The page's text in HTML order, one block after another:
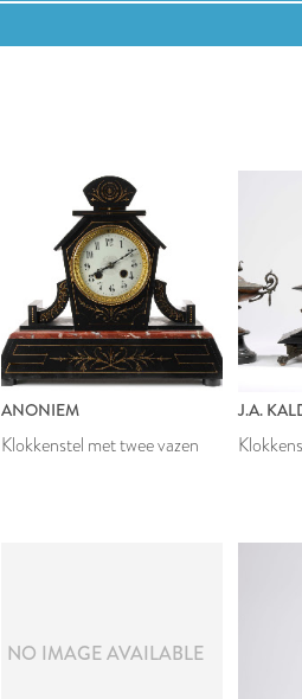
ANONIEM
Klokkenstel met twee vazen
J.A.
NO IMAGE AVAILABLE